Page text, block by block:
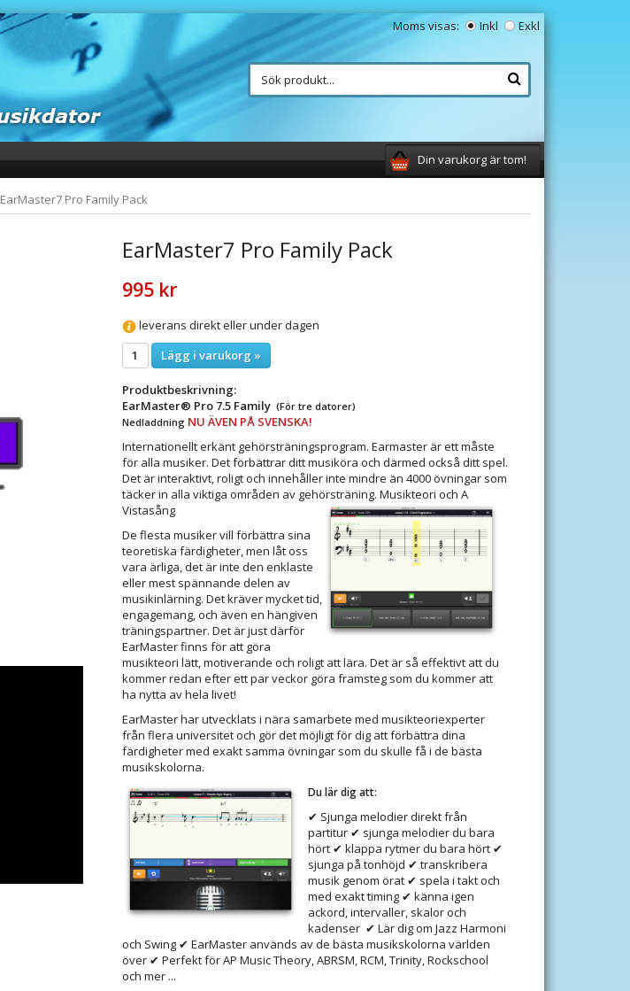
Moms visas: Inkl Exkl
Din varukorg är tom!
EarMaster7 Pro Family Pack
EarMaster7 Pro Family Pack
995 kr
leverans direkt eller under dagen
Lägg i varukorg »
Produktbeskrivning:
EarMaster® Pro 7.5 Family (För tre datorer)
Nedladdning NU ÄVEN PÅ SVENSKA!
Internationellt erkänt gehörsträningsprogram. Earmaster är ett måste
för alla musiker. Det förbättrar ditt musiköra och därmed också ditt spel.
Det är interaktivt, roligt och innehåller inte mindre än 4000 övningar som
täcker in alla viktiga områden av gehörsträning. Musikteori och A
Vistasång
De flesta musiker vill förbättra sina
teoretiska färdigheter, men låt oss
vara ärliga, det är inte den enklaste
eller mest spännande delen av
musikinlärning. Det kräver mycket tid,
engagemang, och även en hängiven
träningspartner. Det är just därför
EarMaster finns för att göra
musikteori lätt, motiverande och roligt att lära. Det är så effektivt att du
kommer redan efter ett par veckor göra framsteg som du kommer att
ha nytta av hela livet!
EarMaster har utvecklats i nära samarbete med musikteoriexperter
från flera universitet och gör det möjligt för dig att förbättra dina
färdigheter med exakt samma övningar som du skulle få i de bästa
musikskolorna.
Du lär dig att:
✔ Sjunga melodier direkt från
partitur ✔ sjunga melodier du bara
hört ✔ klappa rytmer du bara hört ✔
sjunga på tonhöjd ✔ transkribera
musik genom örat ✔ spela i takt och
med exakt timing ✔ känna igen
ackord, intervaller, skalor och
kadenser ✔ Lär dig om Jazz Harmoni
och Swing ✔ EarMaster används av de bästa musikskolorna världen
över ✔ Perfekt för AP Music Theory, ABRSM, RCM, Trinity, Rockschool
och mer ...